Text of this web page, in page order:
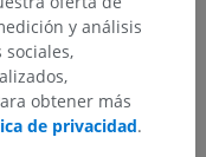
> Fosita inferior
esta parte
y análisis
obtener más
de privacidad.